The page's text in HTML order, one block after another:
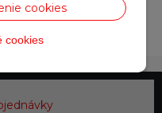
cookies
cookies